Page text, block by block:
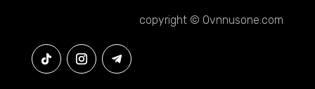
copyright © Ovnnusone.com